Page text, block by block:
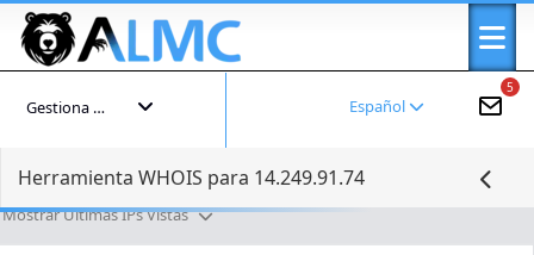
5
Español
Gestiona tu cuenta
Herramienta WHOIS para 14.249.91.74
Mostrar Últimas IPs Vistas